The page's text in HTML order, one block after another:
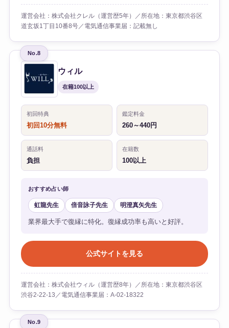
運営会社：株式会社クレル（運営歴5年）／所在地：東京都渋谷区
道玄坂1丁目10番8号／電気通信事業届：記載無し
No.8
ウィル
在籍100以上
初回特典
初回10分無料
鑑定料金
260～440円
通話料
負担
在籍数
100以上
おすすめ占い師
虹龍先生 倍音詠子先生 明澄真矢先生
業界最大手で復縁に特化。復縁成功率も高いと好評。
公式サイトを見る
運営会社：株式会社ウィル（運営歴8年）／所在地：東京都渋谷区
渋谷2-22-13／電気通信事業届：A-02-18322
No.9